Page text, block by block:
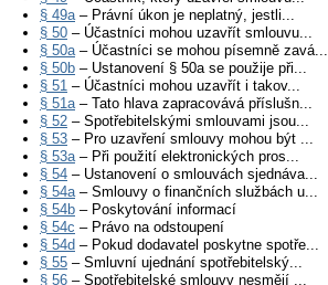
§ 49a– Právní úkon je neplatný, jestli...
§ 50 – Účastníci mohou uzavřít smlouvu...
§ 50a– Účastníci se mohou písemně zavá...
§ 50b – Ustanovení § 50a se použije při...
§ 51 – Účastníci mohou uzavřít i takov...
§ 51a– Tato hlava zapracovává příslušn...
§ 52 – Spotřebitelskými smlouvami jsou...
§ 53 – Pro uzavření smlouvy mohou být ...
§ 53a– Při použití elektronických pros...
§ 54 – Ustanovení o smlouvách sjednáva...
§ 54a– Smlouvy o finančních službách u...
§ 54b – Poskytování informací
§ 54c – Právo na odstoupení
§ 54d – Pokud dodavatel poskytne spotře...
§ 55 – Smluvní ujednání spotřebitelský...
§ 56 – Spotřebitelské smlouvy nesmějí ...